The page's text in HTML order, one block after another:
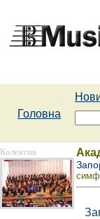
Головна
Колектив